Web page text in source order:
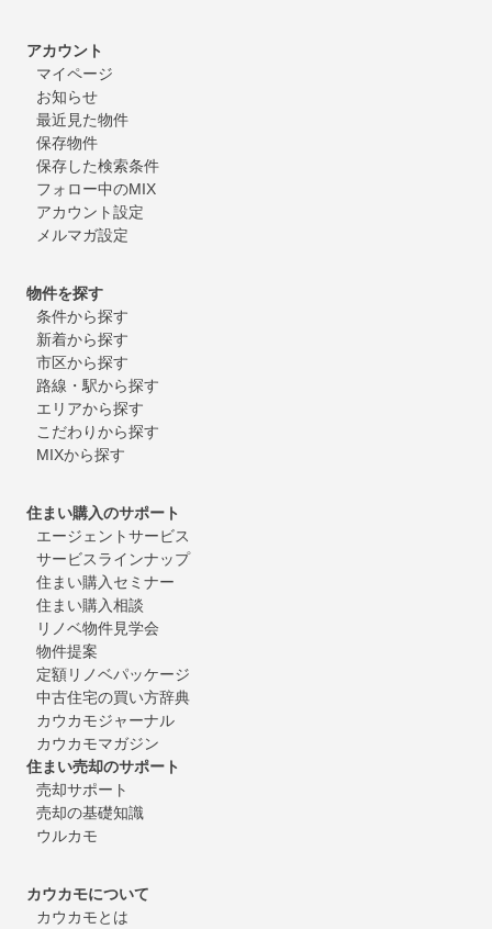
アカウント
マイページ
お知らせ
最近見た物件
保存物件
保存した検索条件
フォロー中のMIX
アカウント設定
メルマガ設定
物件を探す
条件から探す
新着から探す
市区から探す
路線・駅から探す
エリアから探す
こだわりから探す
MIXから探す
住まい購入のサポート
エージェントサービス
サービスラインナップ
住まい購入セミナー
住まい購入相談
リノベ物件見学会
物件提案
定額リノベパッケージ
中古住宅の買い方辞典
カウカモジャーナル
カウカモマガジン
住まい売却のサポート
売却サポート
売却の基礎知識
ウルカモ
カウカモについて
カウカモとは